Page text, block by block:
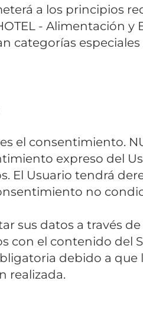
a los principios
- Alimentación
categorías
el consentimiento.
expreso del
El Usuario tendrá
no
sus datos a través
el contenido del
debido a que
realizada.